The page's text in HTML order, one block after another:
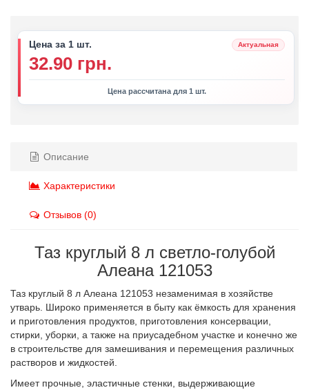
Цена за 1 шт. Актуальная
32.90 грн.
Цена рассчитана для 1 шт.
Описание
Характеристики
Отзывов (0)
Таз круглый 8 л светло-голубой
Алеана 121053
Таз круглый 8 л Алеана 121053 незаменимая в хозяйстве
утварь. Широко применяется в быту как ёмкость для хранения
и приготовления продуктов, приготовления консервации,
стирки, уборки, а также на приусадебном участке и конечно же
в строительстве для замешивания и перемещения различных
растворов и жидкостей.
Имеет прочные, эластичные стенки, выдерживающие